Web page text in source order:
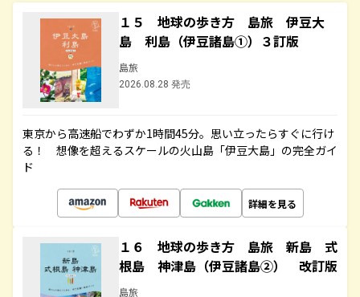
１５ 地球の歩き方 島旅 伊豆大
島 利島（伊豆諸島①）３訂版
島旅
2026.08.28 発売
東京から高速船でわずか1時間45分。思い立ったらすぐに行け
る！ 想像を超えるスケールの火山島「伊豆大島」の完全ガイ
ド
詳細を見る
１６ 地球の歩き方 島旅 新島 式
根島 神津島（伊豆諸島②） 改訂版
島旅